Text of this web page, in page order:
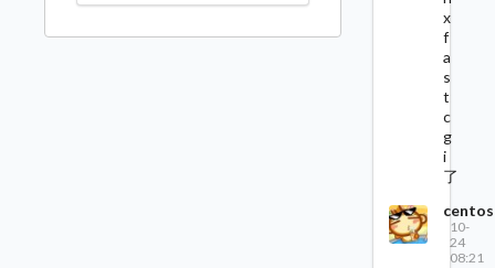
x
f
a
s
t
c
g
i
了
centos
10-
24
08:21